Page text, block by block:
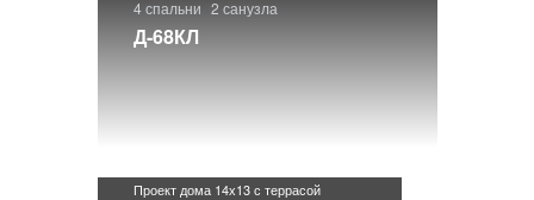
4 спальни 2 санузла
Д-68КЛ
Проект дома 14х13 с террасой